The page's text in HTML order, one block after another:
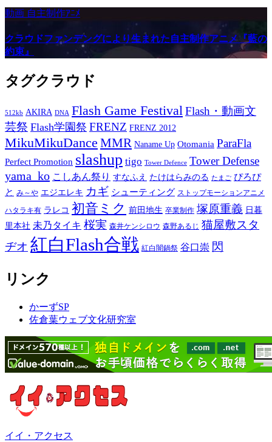
動画 自主制作ｱﾆﾒ
クラウドファンデングにより生まれた自主制作アニメ『藍の
約束』
タグクラウド
512kb AKIRA DNA Flash Game FestivalFlash・動画文
芸祭 Flash学園祭 FRENZ FRENZ 2012
MikuMikuDance MMR Naname Up Otomania ParaFla
Perfect Promotion slashup tigo Tower Defence Tower Defense
yama_ko こしあん祭り すなふえ たけはらみのる たまご ぴろぴ
と み～や エジエレキ カギ シューティング ストップモーションアニメ
ハタラキ有 ラレコ 初音ミク 前田地生 卒業制作 塚原重義 日暮
里本社 未乃タイキ 桜実 森井ケンシロウ 森野あるじ 猫屋敷スタ
ヂオ 紅白Flash合戦 紅白闇鍋祭 谷口崇 閃
リンク
かーずSP
佐倉葉ウェブ文化研究室
イイ・アクセス